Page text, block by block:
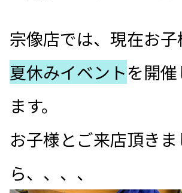
宗像店では、現在お
夏休みイベントを開催
ます。
お子様とご来店頂きま
ら、、、、